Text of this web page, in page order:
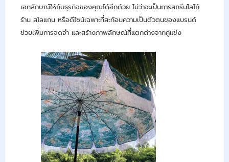
เอกลักษณ์ให้กับธุรกิจของคุณได้อีกด้วย ไม่ว่าจะเป็นการสกรีนโลโก้
ร้าน สโลแกน หรือดีไซน์เฉพาะที่สะท้อนความเป็นตัวตนของแบรนด์
ช่วยเพิ่มการจดจำ และสร้างภาพลักษณ์ที่แตกต่างจากคู่แข่ง